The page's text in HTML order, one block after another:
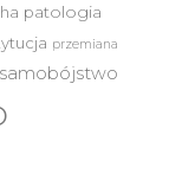
patologia
przemiana
samobójstwo